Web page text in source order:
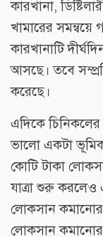
কারখানা,
খামারের সমন্বয়ে
কারখানাটি
আসছে। তবে
করেছে।
এদিকে
ভালো একটা
কোটি টাকা
যাত্রা শুরু করলেও
লোকসান কমানোর
লোকসান কমানোর